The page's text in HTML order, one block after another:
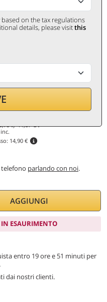
on the tax regulations
details, please visitthis
ℓ)11,87€/ℓ
14,90 €
parlando con noi.
AGGIUNGI
IN ESAURIMENTO
entro 19 ore e 51 minuti per
dai nostri clienti.